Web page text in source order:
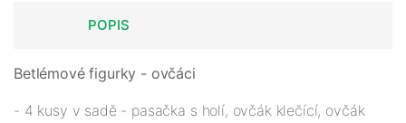
POPIS
Betlémové figurky - ovčáci
- 4 kusy v sadě - pasačka s holí, ovčák klečící, ovčák